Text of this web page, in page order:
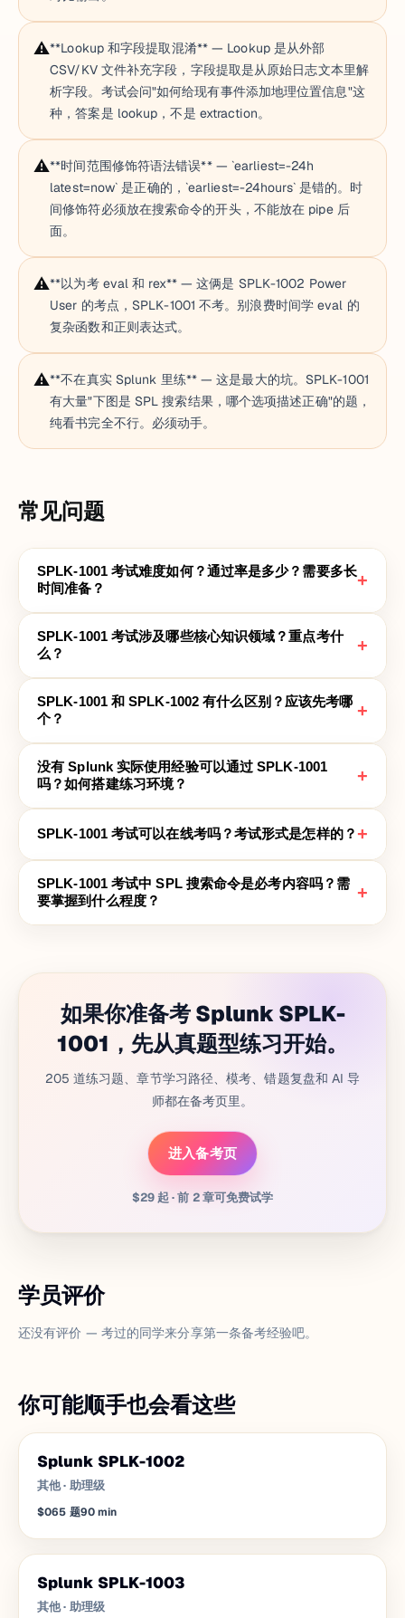
⚠️**Lookup 和字段提取混淆** — Lookup 是从外部
CSV/KV 文件补充字段，字段提取是从原始日志文本里解
析字段。考试会问"如何给现有事件添加地理位置信息"这
种，答案是 lookup，不是 extraction。
⚠️**时间范围修饰符语法错误** — `earliest=-24h
latest=now` 是正确的，`earliest=-24hours` 是错的。时
间修饰符必须放在搜索命令的开头，不能放在 pipe 后
面。
⚠️**以为考 eval 和 rex** — 这俩是 SPLK-1002 Power
User 的考点，SPLK-1001 不考。别浪费时间学 eval 的
复杂函数和正则表达式。
⚠️**不在真实 Splunk 里练** — 这是最大的坑。SPLK-1001
有大量"下图是 SPL 搜索结果，哪个选项描述正确"的题，
纯看书完全不行。必须动手。
常见问题
SPLK-1001 考试难度如何？通过率是多少？需要多长
时间准备？
+
SPLK-1001 考试涉及哪些核心知识领域？重点考什
么？
+
SPLK-1001 和 SPLK-1002 有什么区别？应该先考哪
个？
+
没有 Splunk 实际使用经验可以通过 SPLK-1001
吗？如何搭建练习环境？
+
SPLK-1001 考试可以在线考吗？考试形式是怎样的？+
SPLK-1001 考试中 SPL 搜索命令是必考内容吗？需
要掌握到什么程度？
+
如果你准备考 Splunk SPLK-
1001，先从真题型练习开始。
205 道练习题、章节学习路径、模考、错题复盘和 AI 导
师都在备考页里。
进入备考页
$29 起 · 前 2 章可免费试学
学员评价
还没有评价 — 考过的同学来分享第一条备考经验吧。
你可能顺手也会看这些
Splunk SPLK-1002
其他· 助理级
$065 题90min
Splunk SPLK-1003
其他· 助理级